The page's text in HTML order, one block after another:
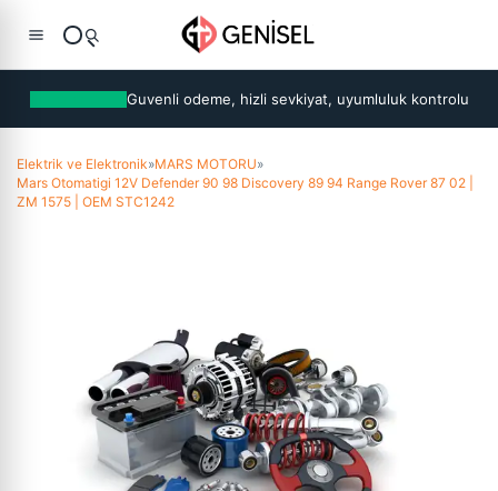
Guvenli odeme, hizli sevkiyat, uyumluluk kontrolu
Elektrik ve Elektronik»MARS MOTORU»
Mars Otomatigi 12V Defender 90 98 Discovery 89 94 Range Rover 87 02 |
ZM 1575 | OEM STC1242